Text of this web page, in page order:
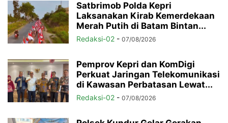
Satbrimob Polda Kepri
Laksanakan Kirab Kemerdekaan
Merah Putih di Batam Bintan...
Redaksi-02 - 07/08/2026
Pemprov Kepri dan KomDigi
Perkuat Jaringan Telekomunikasi
di Kawasan Perbatasan Lewat...
Redaksi-02 - 07/08/2026